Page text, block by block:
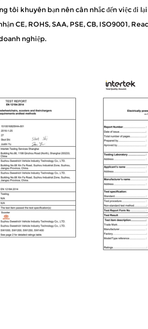
tôi khuyên bạn nên cân nhắc đến việc đi
CE, ROHS, SAA, PSE, CB, ISO9001,
nghiệp.